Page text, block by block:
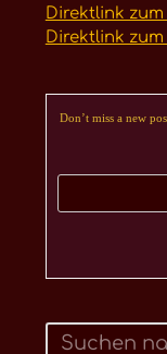
Direktlink
Direktlink
Don’t miss a new